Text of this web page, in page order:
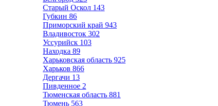
Старый Оскол 143
Губкин 86
Приморский край 943
Владивосток 302
Уссурийск 103
Находка 89
Харьковская область 925
Харьков 866
Дергачи 13
Пивденное 2
Тюменская область 881
Тюмень 563